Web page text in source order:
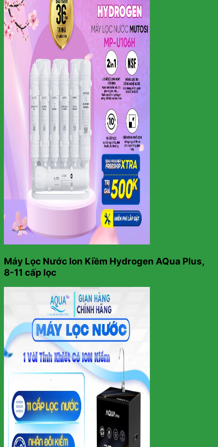
Máy Lọc Nước Ion Kiềm Hydrogen AQua Plus,
8-11 cấp lọc